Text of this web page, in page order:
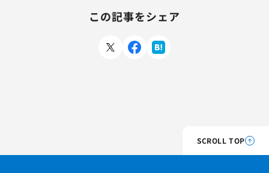
この記事をシェア
SCROLL TOP